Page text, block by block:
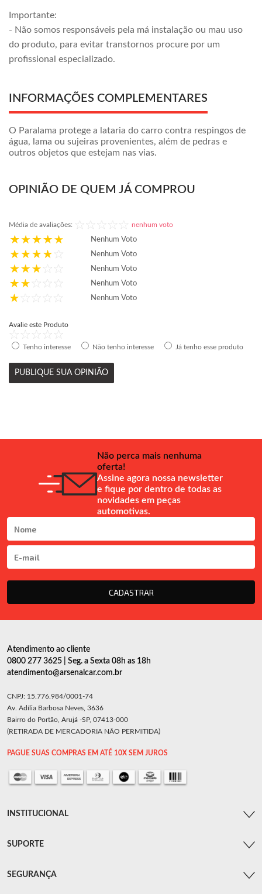
Importante:
- Não somos responsáveis pela má instalação ou mau uso
do produto, para evitar transtornos procure por um
profissional especializado.
INFORMAÇÕES COMPLEMENTARES
O Paralama protege a lataria do carro contra respingos de
água, lama ou sujeiras provenientes, além de pedras e
outros objetos que estejam nas vias.
OPINIÃO DE QUEM JÁ COMPROU
Média de avaliações: nenhum voto
Nenhum Voto
Nenhum Voto
Nenhum Voto
Nenhum Voto
Nenhum Voto
Avalie este Produto
Tenho interesse Não tenho interesse Já tenho esse produto
PUBLIQUE SUA OPINIÃO
Não perca mais nenhuma
oferta!
Assine agora nossa newsletter
e fique por dentro de todas as
novidades em peças
automotivas.
CADASTRAR
Atendimento ao cliente
0800 277 3625 | Seg. a Sexta 08h as 18h
atendimento@arsenalcar.com.br
CNPJ: 15.776.984/0001-74
Av. Adília Barbosa Neves, 3636
Bairro do Portão, Arujá -SP, 07413-000
(RETIRADA DE MERCADORIA NÃO PERMITIDA)
PAGUE SUAS COMPRAS EM ATÉ 10X SEM JUROS
INSTITUCIONAL
SUPORTE
SEGURANÇA